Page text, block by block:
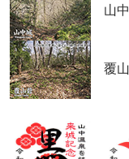
山
覆